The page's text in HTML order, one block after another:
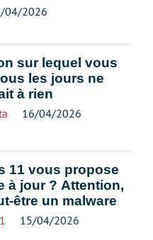
04/2026
sur lequel vous
les jours ne
à rien
16/04/2026
11 vous propose
à jour ? Attention,
être un malware
15/04/2026